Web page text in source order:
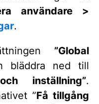
användare >
.
”Global
bläddra ned till
inställning”.
”Få tillgång